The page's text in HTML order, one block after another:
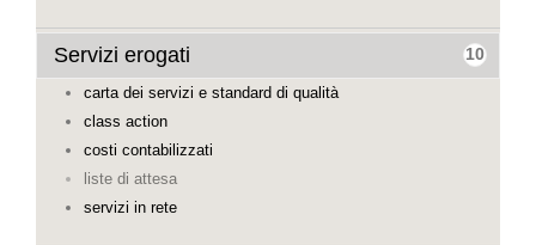
10
Servizi erogati
carta dei servizi e standard di qualità
class action
costi contabilizzati
liste di attesa
servizi in rete